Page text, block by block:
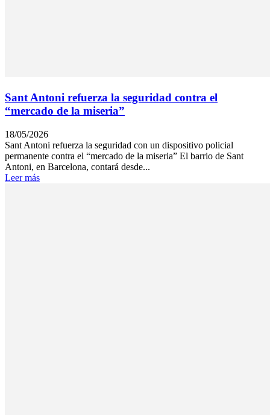
Sant Antoni refuerza la seguridad contra el
“mercado de la miseria”
18/05/2026
Sant Antoni refuerza la seguridad con un dispositivo policial
permanente contra el “mercado de la miseria” El barrio de Sant
Antoni, en Barcelona, contará desde...
Leer más